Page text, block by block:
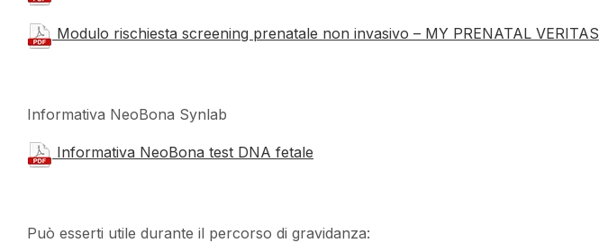
Modulo rischiesta screening prenatale non invasivo – MY PRENATAL VERITAS
Informativa NeoBona Synlab
Informativa NeoBona test DNA fetale
Può esserti utile durante il percorso di gravidanza: